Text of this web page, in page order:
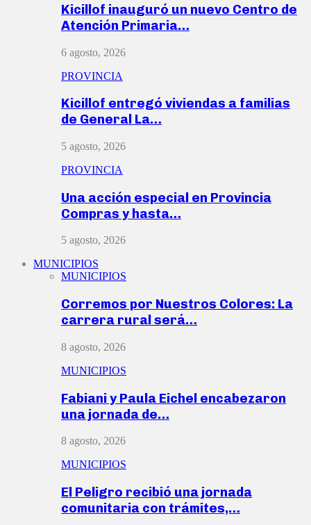
Kicillof inauguró un nuevo Centro de
Atención Primaria…
6 agosto, 2026
PROVINCIA
Kicillof entregó viviendas a familias
de General La…
5 agosto, 2026
PROVINCIA
Una acción especial en Provincia
Compras y hasta…
5 agosto, 2026
MUNICIPIOS
MUNICIPIOS
Corremos por Nuestros Colores: La
carrera rural será…
8 agosto, 2026
MUNICIPIOS
Fabiani y Paula Eichel encabezaron
una jornada de…
8 agosto, 2026
MUNICIPIOS
El Peligro recibió una jornada
comunitaria con trámites,…